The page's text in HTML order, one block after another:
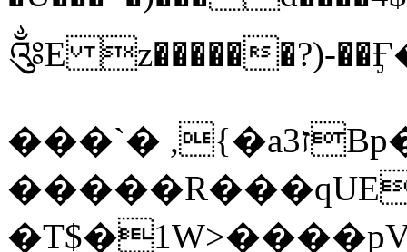
༂E z������?)-
���`� ,{�aז3Bp�?���Z�\� �O� !